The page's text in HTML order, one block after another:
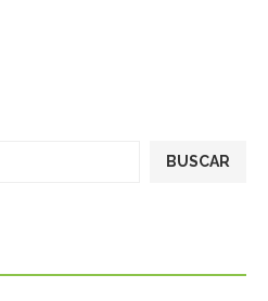
BUSCAR